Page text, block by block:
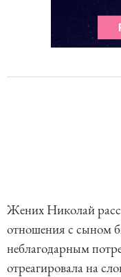
Жених Николай
отношения с сыном
неблагодарным
отреагировала на